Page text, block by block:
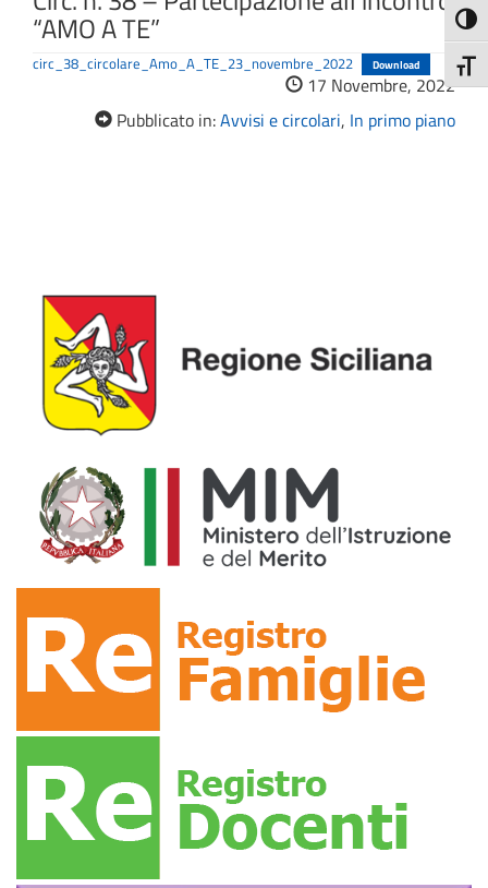
“AMO A TE”
circ_38_circolare_Amo_A_TE_23_novembre_2022 Download
17 Novembre, 2022
Pubblicato in:Avvisi e circolari, In primo piano